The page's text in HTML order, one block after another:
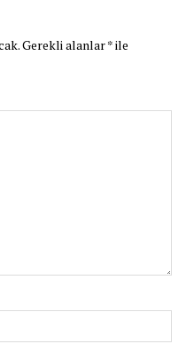
Gerekli alanlar*ile